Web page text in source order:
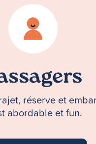
réserve et
abordable et fun.